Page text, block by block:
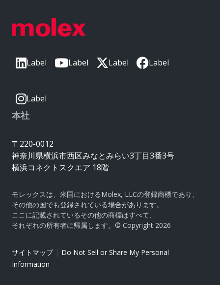
Label Label Label Label
Label
本社
〒220-0012
神奈川県横浜市西区みなとみらい3丁目3番3号
横浜コネクトスクエア 18階
モレックスは、米国におけるMolex, LLCの登録商標であり、
その他の国でも登録されている場合があります。
ここに記載されているその他の商標はすべて、
それぞれの所有者に帰属します。© Copyright 2026
サイトマップ| Do Not Sell or Share My Personal
Information